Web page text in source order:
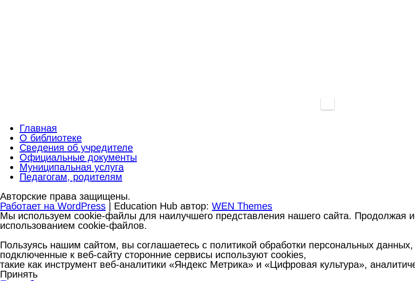
Главная
О библиотеке
Сведения об учредителе
Официальные документы
Муниципальная услуга
Педагогам, родителям
Авторские права защищены.
Работает на WordPress | Education Hub автор: WEN Themes
Мы используем cookie-файлы для наилучшего представления нашего сайта. Продолжая
использованием cookie-файлов.
Пользуясь нашим сайтом, вы соглашаетесь с политикой обработки персональных
подключенные к веб-сайту сторонние сервисы используют cookies,
такие как инструмент веб-аналитики «Яндекс Метрика» и «Цифровая культура»,
Принять